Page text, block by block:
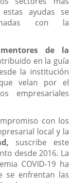
ayudas se
con la
mentores de la
en la guía
la institución
velan por el
empresariales
con los
local y la
suscribe este
desde 2016. La
COVID-19 ha
se enfrentan las